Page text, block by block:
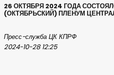
26 ОКТЯБРЯ 2024 ГОДА
(ОКТЯБРЬСКИЙ) ПЛЕНУМ
Пресс-служба ЦК КПРФ
2024-10-28 12:25